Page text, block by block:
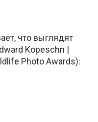
что выглядят
Kopeschn |
Photo Awards):